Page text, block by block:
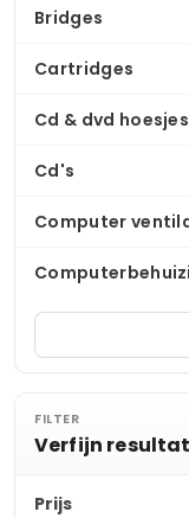
Bridges
Cartridges
Cd & dvd hoesjes
Cd's
Computer
FILTER
Verfijn
Prijs